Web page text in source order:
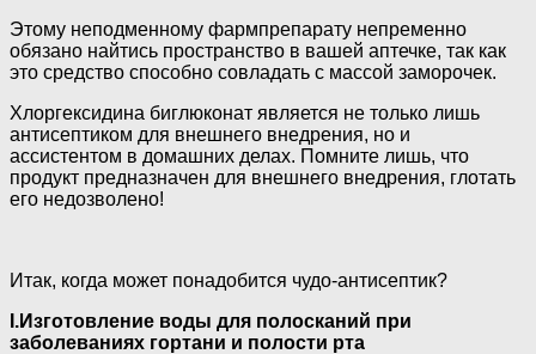
Этому неподменному фармпрепарату непременно
обязано найтись пространство в вашей аптечке, так как
это средство способно совладать с массой заморочек.
Хлоргексидина биглюконат является не только лишь
антисептиком для внешнего внедрения, но и
ассистентом в домашних делах. Помните лишь, что
продукт предназначен для внешнего внедрения, глотать
его недозволено!
Итак, когда может понадобится чудо-антисептик?
I.Изготовление воды для полосканий при
заболеваниях гортани и полости рта